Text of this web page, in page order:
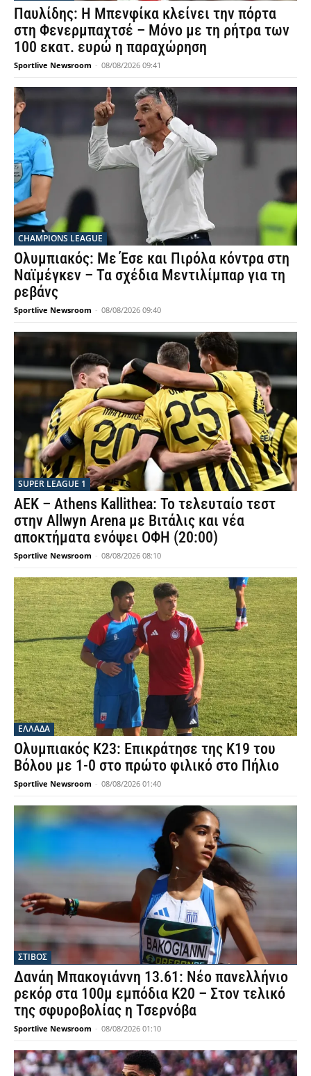
Παυλίδης: Η Μπενφίκα κλείνει την πόρτα
στη Φενερμπαχτσέ – Μόνο με τη ρήτρα των
100 εκατ. ευρώ η παραχώρηση
Sportlive Newsroom - 08/08/2026 09:41
CHAMPIONS LEAGUE
Ολυμπιακός: Με Έσε και Πιρόλα κόντρα στη
Ναϊμέγκεν – Τα σχέδια Μεντιλίμπαρ για τη
ρεβάνς
Sportlive Newsroom - 08/08/2026 09:40
SUPER LEAGUE 1
ΑΕΚ – Athens Kallithea: Το τελευταίο τεστ
στην Allwyn Arena με Βιτάλις και νέα
αποκτήματα ενόψει ΟΦΗ (20:00)
Sportlive Newsroom - 08/08/2026 08:10
ΕΛΛΑΔΑ
Ολυμπιακός Κ23: Επικράτησε της Κ19 του
Βόλου με 1-0 στο πρώτο φιλικό στο Πήλιο
Sportlive Newsroom - 08/08/2026 01:40
ΣΤΙΒΟΣ
Δανάη Μπακογιάννη 13.61: Νέο πανελλήνιο
ρεκόρ στα 100μ εμπόδια Κ20 – Στον τελικό
της σφυροβολίας η Τσερνόβα
Sportlive Newsroom - 08/08/2026 01:10